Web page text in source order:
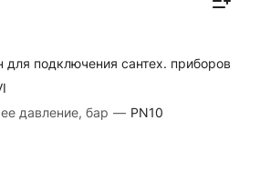
для подключения сантех. приборов
давление, бар — PN10